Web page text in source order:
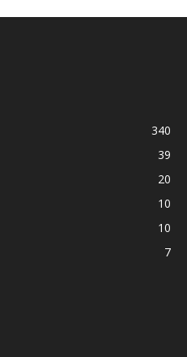
340
39
20
10
10
7